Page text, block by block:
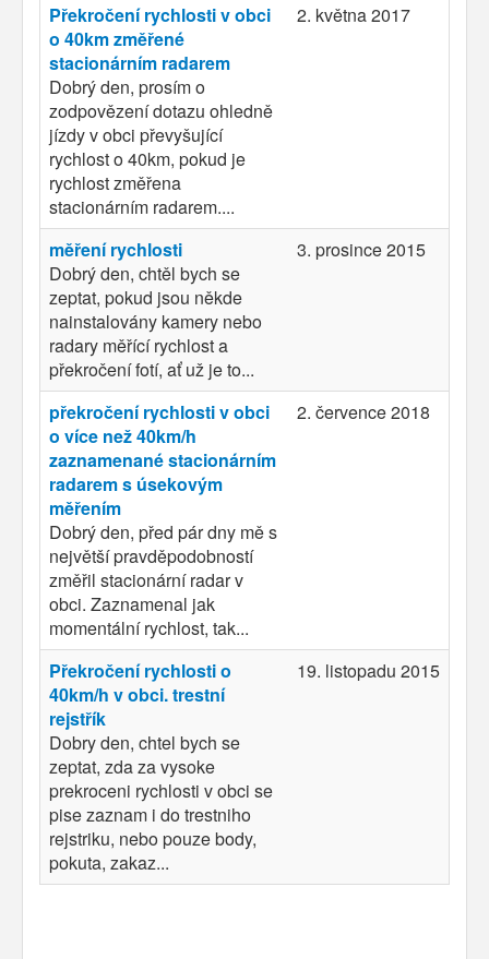
Překročení rychlosti v obci
o 40km změřené
stacionárním radarem
Dobrý den, prosím o
zodpovězení dotazu ohledně
jízdy v obci převyšující
rychlost o 40km, pokud je
rychlost změřena
stacionárním radarem....
2. května 2017
měření rychlosti
Dobrý den, chtěl bych se
zeptat, pokud jsou někde
nainstalovány kamery nebo
radary měřící rychlost a
překročení fotí, ať už je to...
3. prosince 2015
překročení rychlosti v obci
o více než 40km/h
zaznamenané stacionárním
radarem s úsekovým
měřením
Dobrý den, před pár dny mě s
největší pravděpodobností
změřil stacionární radar v
obci. Zaznamenal jak
momentální rychlost, tak...
2. července 2018
Překročení rychlosti o
40km/h v obci. trestní
rejstřík
Dobry den, chtel bych se
zeptat, zda za vysoke
prekroceni rychlosti v obci se
pise zaznam i do trestniho
rejstriku, nebo pouze body,
pokuta, zakaz...
19. listopadu 2015